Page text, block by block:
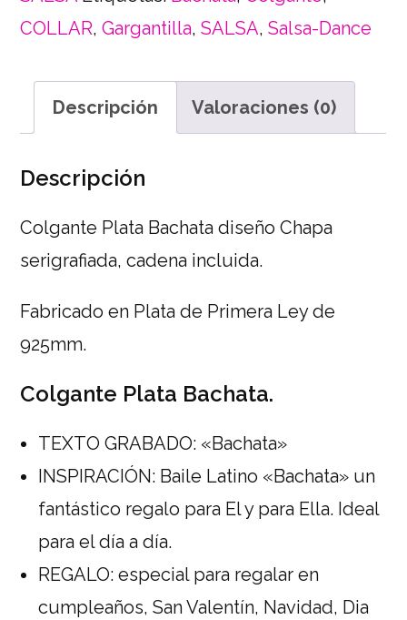
COLLAR,Gargantilla,SALSA,Salsa-Dance
Descripción Valoraciones (0)
Descripción
Colgante Plata Bachata diseño Chapa
serigrafiada, cadena incluida.
Fabricado en Plata de Primera Ley de
925mm.
Colgante Plata Bachata.
TEXTO GRABADO: «Bachata»
INSPIRACIÓN: Baile Latino «Bachata» un
fantástico regalo para El y para Ella. Ideal
para el día a día.
REGALO: especial para regalar en
cumpleaños, San Valentín, Navidad, Dia